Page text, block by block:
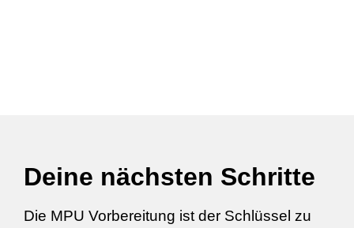
Deine nächsten Schritte
Die MPU Vorbereitung ist der Schlüssel zu